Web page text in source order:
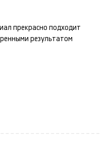
прекрасно подходит
результатом